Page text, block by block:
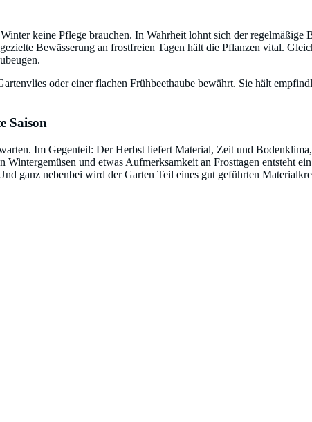
keine Pflege brauchen. In Wahrheit lohnt sich der regelmäßige
Bewässerung an frostfreien Tagen hält die Pflanzen vital.
oder einer flachen Frühbeethaube bewährt. Sie hält
Saison
Im Gegenteil: Der Herbst liefert Material, Zeit und
und etwas Aufmerksamkeit an Frosttagen entsteht
ganz nebenbei wird der Garten Teil eines gut geführten